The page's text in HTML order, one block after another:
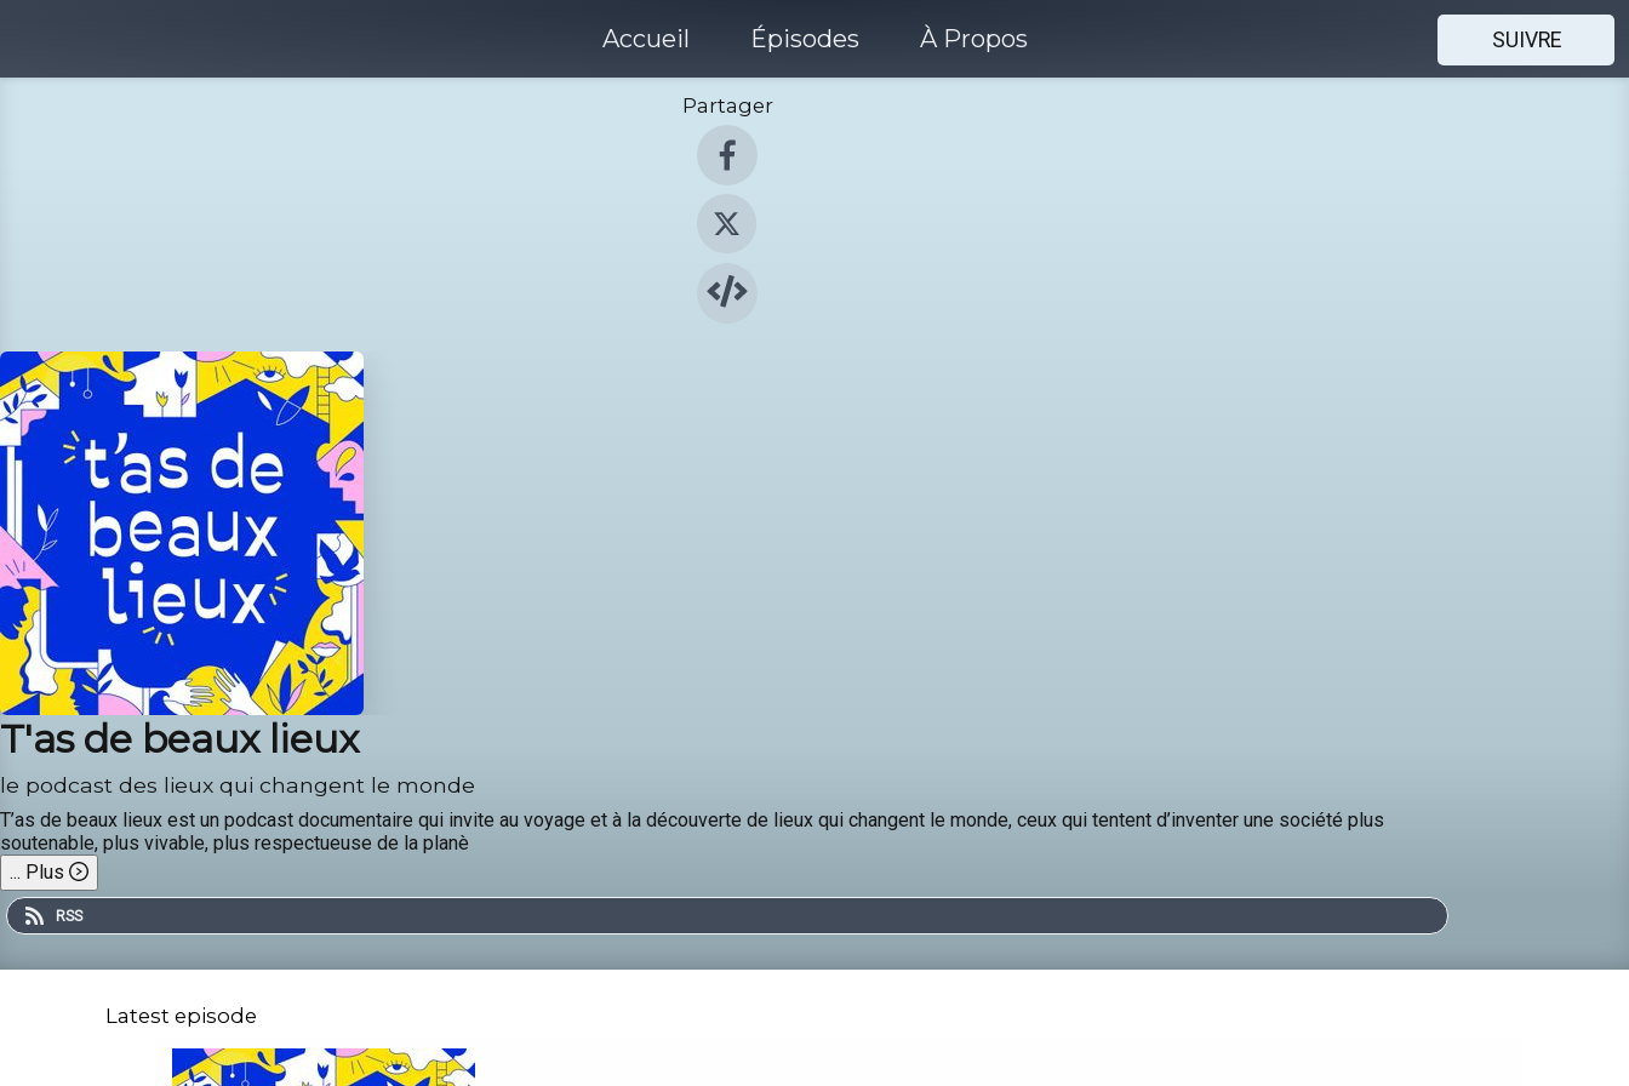
Accueil Épisodes À Propos SUIVRE
Partager
T'as de beaux lieux
le podcast des lieux qui changent le monde
T’as de beaux lieux est un podcast documentaire qui invite au voyage et à la découverte de lieux qui changent le monde, ceux qui tentent d’inventer une société plus
soutenable, plus vivable, plus respectueuse de la planè
... Plus
RSS
Latest episode